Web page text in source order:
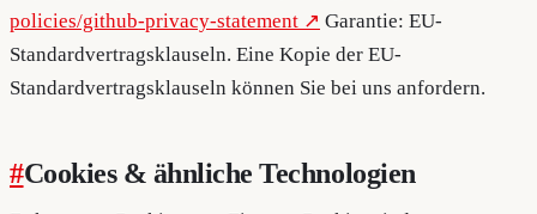
policies/github-privacy-statement
Garantie: EU-
Standardvertragsklauseln. Eine Kopie der EU-
Standardvertragsklauseln können Sie bei uns anfordern.
#Cookies & ähnliche Technologien